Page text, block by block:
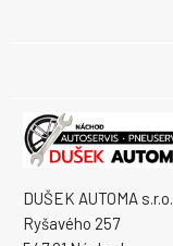
DUŠEK AUTOMA s.r.o.
Ryšavého 257